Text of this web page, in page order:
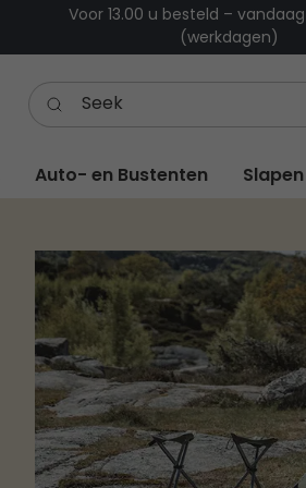
Voor 13.00 u besteld –
(werkdagen)
Auto- en Bustenten Slapen